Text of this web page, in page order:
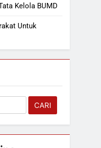
Kelola BUMD
Untuk